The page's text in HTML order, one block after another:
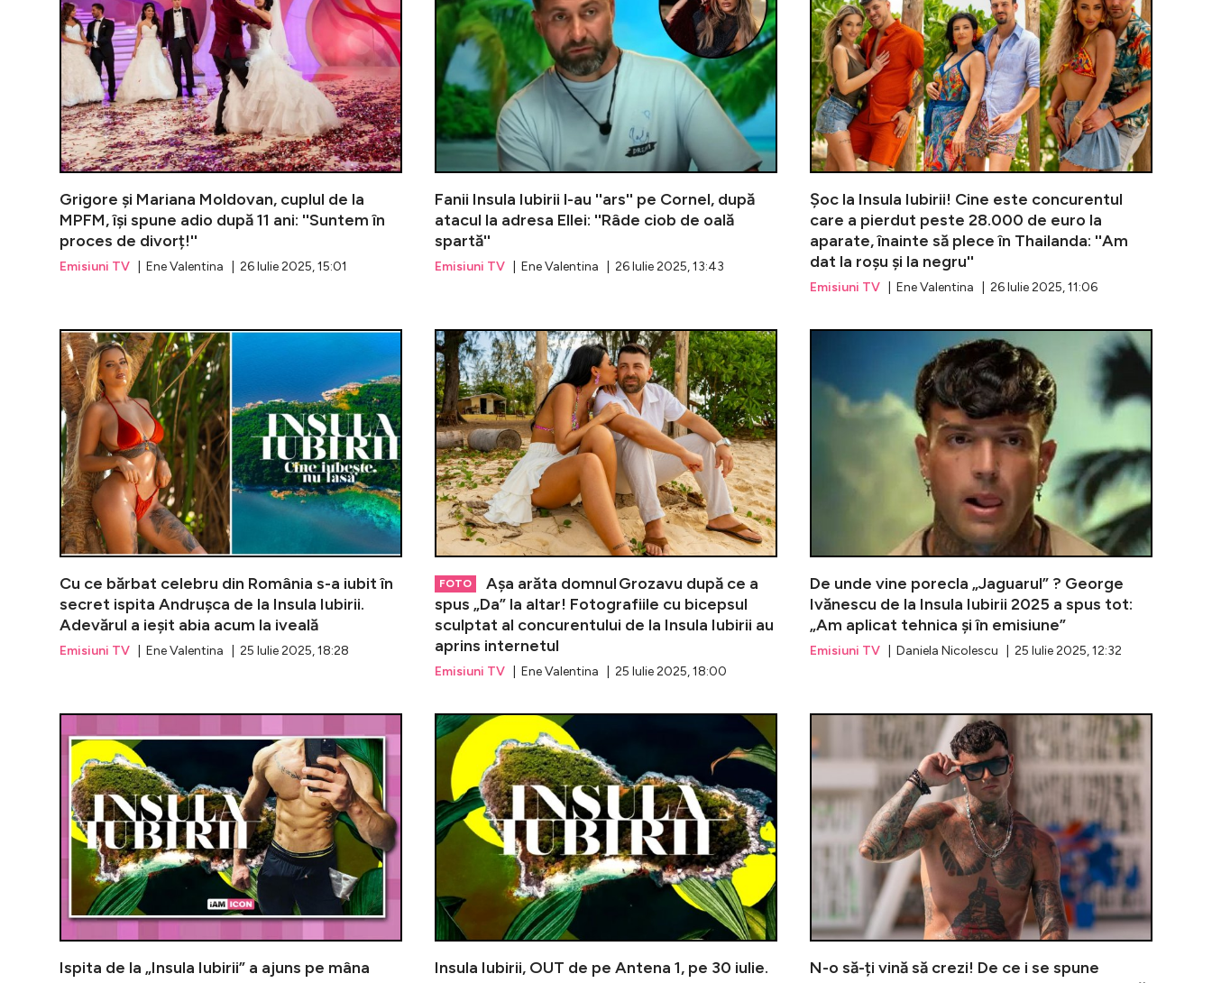
Grigore și Mariana Moldovan, cuplul de la
MPFM, își spune adio după 11 ani: ''Suntem în
proces de divorț!''
Emisiuni TV | Ene Valentina | 26 Iulie 2025, 15:01
Fanii Insula Iubirii l-au ''ars'' pe Cornel, după
atacul la adresa Ellei: ''Râde ciob de oală
spartă''
Emisiuni TV | Ene Valentina | 26 Iulie 2025, 13:43
Șoc la Insula Iubirii! Cine este concurentul
care a pierdut peste 28.000 de euro la
aparate, înainte să plece în Thailanda: ''Am
dat la roșu și la negru''
Emisiuni TV | Ene Valentina | 26 Iulie 2025, 11:06
Cu ce bărbat celebru din România s-a iubit în
secret ispita Andrușca de la Insula Iubirii.
Adevărul a ieșit abia acum la iveală
Emisiuni TV | Ene Valentina | 25 Iulie 2025, 18:28
Cu ce bărbat celebru din România s-a iubit în secret ispita
FOTO
Așa arăta domnul Grozavu după ce a
spus „Da” la altar! Fotografiile cu bicepsul
sculptat al concurentului de la Insula Iubirii au
aprins internetul
Emisiuni TV | Ene Valentina | 25 Iulie 2025, 18:00
Așa arăta
De unde vine porecla „Jaguarul” ? George
Ivănescu de la Insula Iubirii 2025 a spus tot:
„Am aplicat tehnica și în emisiune”
Emisiuni TV | Daniela Nicolescu | 25 Iulie 2025, 12:32
Ispita de la „Insula Iubirii” a ajuns pe mâna
Ispita de la „Insula Iubirii” a ajuns pe mâna celor de la DIICOT.
Insula Iubirii, OUT de pe Antena 1, pe 30 iulie.
Insula
N-o să-ți vină să crezi! De ce i se spune